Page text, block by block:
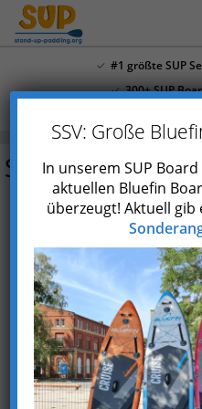
Skip
content
#1 größte SUP
300+ SUP
Stemax
Preis
Typ
Aufblasbar
Marke
Stemax Boarding
Skill
ambitionierte
Einsatzgebiet
Allround,Touring
max.
Paddlergewicht
ca. 130 kg
SSV: Große
In unserem SUP
aktuellen Bluefin
überzeugt! Aktuell gib